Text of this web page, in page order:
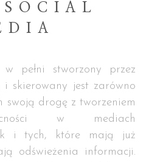
w pełni stworzony przez
skierowany jest zarówno
swoją drogę z tworzeniem
w mediach
jak i tych, które mają już
odświeżenia informacji.